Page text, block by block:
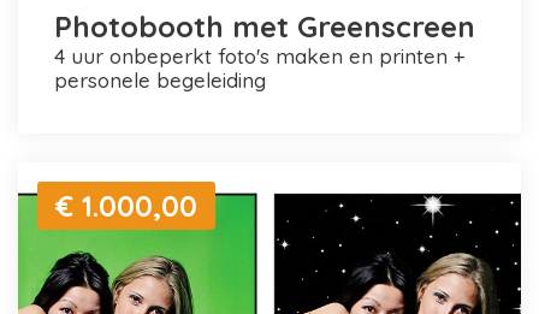
Photobooth met Greenscreen
4 uur onbeperkt foto's maken en printen +
personele begeleiding
€ 1.000,00